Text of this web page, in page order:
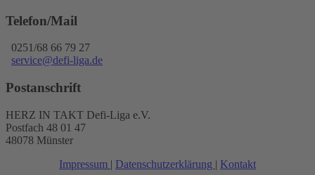
Telefon/Mail
0251/68 66 79 27
service@defi-liga.de
Postanschrift
HERZ IN TAKT Defi-Liga e.V.
Postfach 48 01 47
48078 Münster
Impressum | Datenschutzerklärung | Kontakt